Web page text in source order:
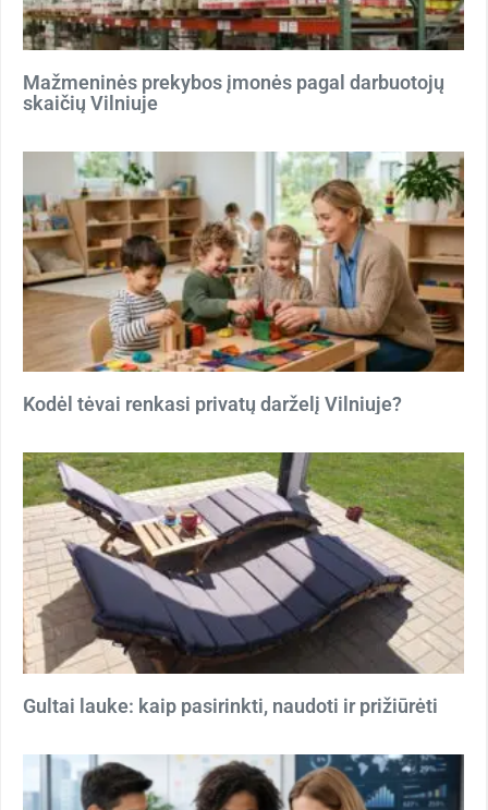
Mažmeninės prekybos įmonės pagal darbuotojų
skaičių Vilniuje
Kodėl tėvai renkasi privatų darželį Vilniuje?
Gultai lauke: kaip pasirinkti, naudoti ir prižiūrėti